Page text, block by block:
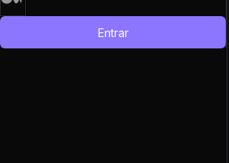
Entrar